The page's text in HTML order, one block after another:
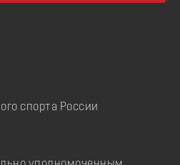
спорта России